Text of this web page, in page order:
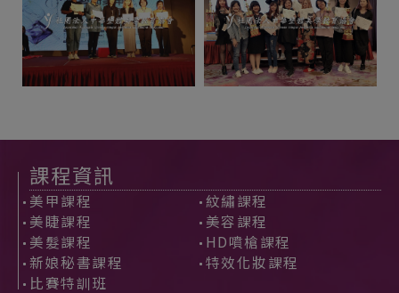
課程資訊
美甲課程
紋繡課程
美睫課程
美容課程
美髮課程
HD噴槍課程
新娘秘書課程
特效化妝課程
比賽特訓班